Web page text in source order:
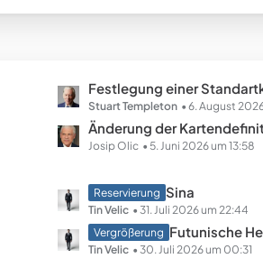
t
e
t
i
t
r
ä
e
L
e
t
z
e
B
e
i
Festlegung einer
Stuart Templeton 6. August
Änderung der
Josip Olic 5. Juni 2026 um 13:58
L
e
t
z
Reservierung Sina
Tin Velic
31. Juli 2026 um 22:44
Vergrößerung Futunische
Tin Velic 30. Juli 2026 um 00:31